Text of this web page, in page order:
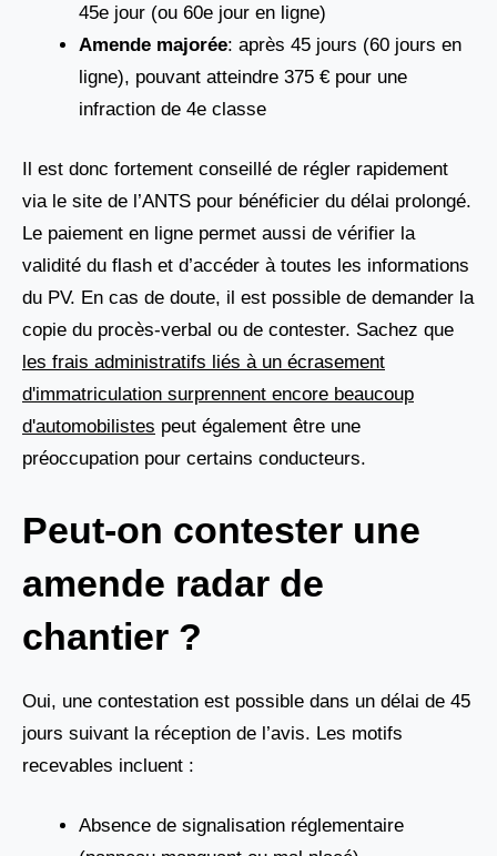
45e jour (ou 60e jour en ligne)
Amende majorée: après 45 jours (60 jours en
ligne), pouvant atteindre 375 € pour une
infraction de 4e classe
Il est donc fortement conseillé de régler rapidement
via le site de l’ANTS pour bénéficier du délai prolongé.
Le paiement en ligne permet aussi de vérifier la
validité du flash et d’accéder à toutes les informations
du PV. En cas de doute, il est possible de demander la
copie du procès-verbal ou de contester. Sachez que
les frais administratifs liés à un écrasement
d'immatriculation surprennent encore beaucoup
d'automobilistes peut également être une
préoccupation pour certains conducteurs.
Peut-on contester une
amende radar de
chantier ?
Oui, une contestation est possible dans un délai de 45
jours suivant la réception de l’avis. Les motifs
recevables incluent :
Absence de signalisation réglementaire